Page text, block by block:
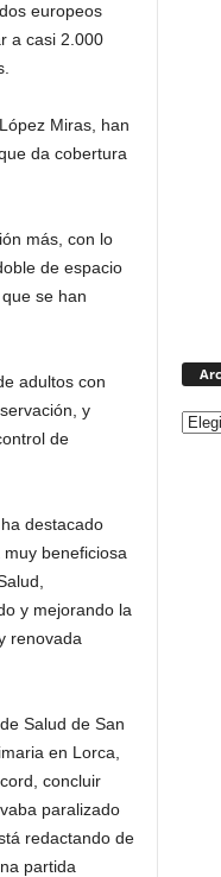
europeos
a casi 2.000
Miras, han
da cobertura
más, con lo
de espacio
se han
adultos con
y
de
destacado
beneficiosa
y mejorando la
renovada
Salud de San
en Lorca,
concluir
paralizado
redactando de
partida